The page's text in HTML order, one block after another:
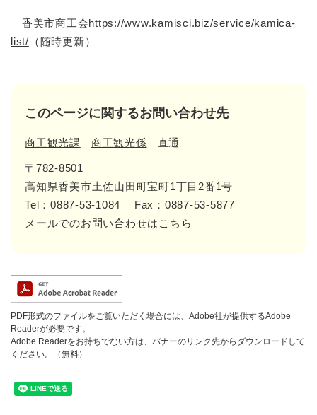
香美市商工会https://www.kamisci.biz/service/kamica-
list/ （随時更新）
このページに関するお問い合わせ先
商工観光課 商工観光係 直通
〒782-8501
高知県香美市土佐山田町宝町1丁目2番1号
Tel：0887-53-1084
Fax：0887-53-5877
メールでのお問い合わせはこちら
PDF形式のファイルをご覧いただく場合には、Adobe社が提供するAdobe
Readerが必要です。
Adobe Readerをお持ちでない方は、バナーのリンク先からダウンロードして
ください。（無料）